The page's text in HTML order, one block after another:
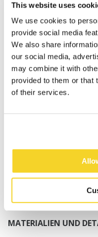
This website uses
We use cookies to
provide social media
We also share
our social media,
may combine it with
provided to them or that
of their services.
Bestellungen, die
Freitag) bei uns
Tag versandt
Kostenlose
innerhalb
30 Tage
Kleines
Seitliche Bänder;
Regulär
Freche Abdeckung
Mix & Match mit
MATERIALIEN UND